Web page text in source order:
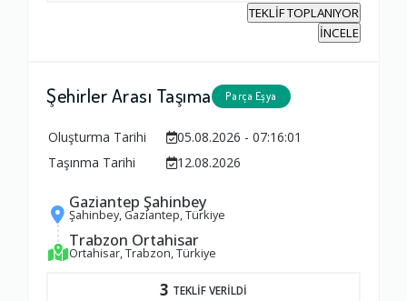
TEKLİF TOPLANIYOR
İNCELE
Şehirler Arası Taşıma Parça Eşya
Oluşturma Tarihi
05.08.2026 - 07:16:01
Taşınma Tarihi
12.08.2026
Gaziantep Şahinbey
Şahinbey, Gaziantep, Türkiye
Trabzon Ortahisar
Ortahisar, Trabzon, Türkiye
3 TEKLİF VERİLDİ